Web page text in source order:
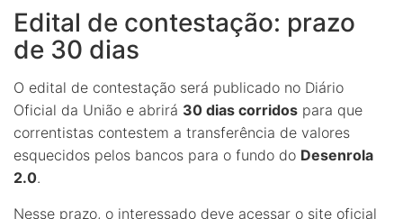
Edital de contestação: prazo
de 30 dias
O edital de contestação será publicado no Diário
Oficial da União e abrirá 30 dias corridos para que
correntistas contestem a transferência de valores
esquecidos pelos bancos para o fundo do Desenrola
2.0.
Nesse prazo, o interessado deve acessar o site oficial